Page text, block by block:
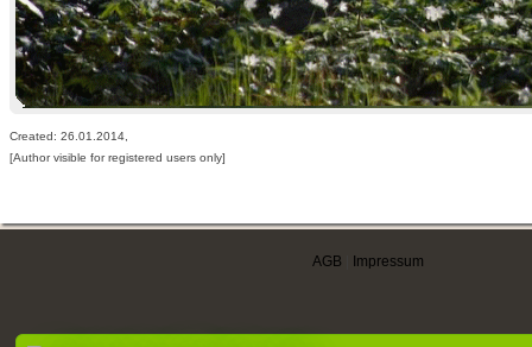
Created: 26.01.2014,
[Author visible for registered users only]
AGB Impressum